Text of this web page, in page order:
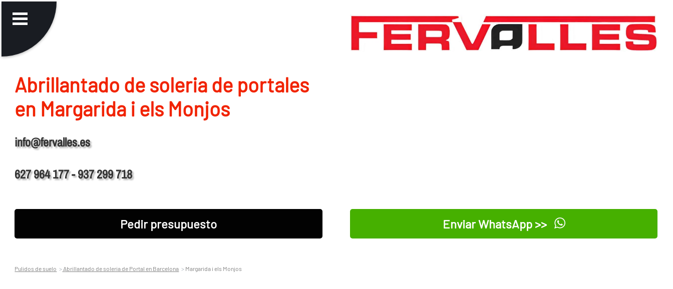
Abrillantado de soleria de portales
en Margarida i els Monjos
info@fervalles.es
627 964 177 - 937 299 718
Pedir presupuesto Enviar WhatsApp >>
Pulidos de suelo Abrillantado de soleria de Portal en Barcelona Margarida i els Monjos